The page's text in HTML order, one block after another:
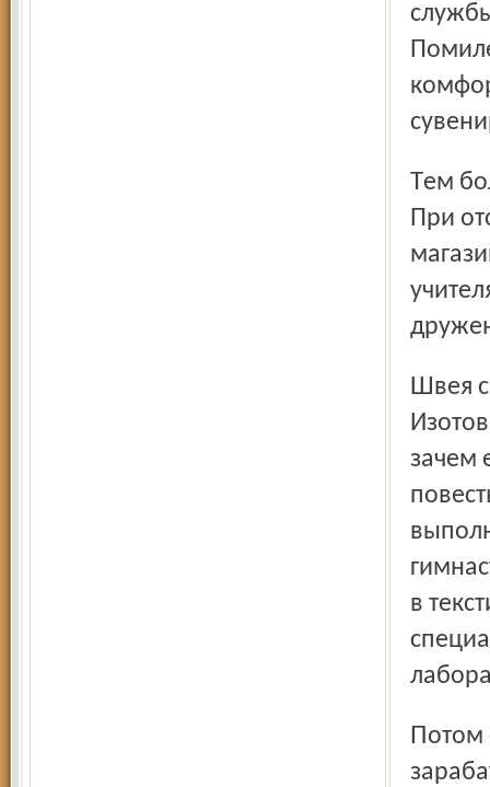
Тем более можно сказать такое про ту же Нину Кривову.
При
Швея с многолетним стажем Валентина Дмитриевна
зачем
в
Потом стала классной швеёй, шила на дому, хорошо